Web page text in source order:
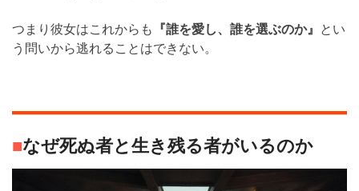
つまり彼女はこれからも 『誰を愛し、誰を選ぶのか』 とい
う問いから逃れることはできない。
■なぜ死ぬ者と生き残る者がいるのか